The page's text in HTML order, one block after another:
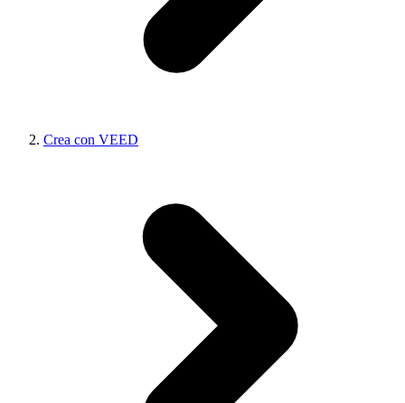
Crea con VEED